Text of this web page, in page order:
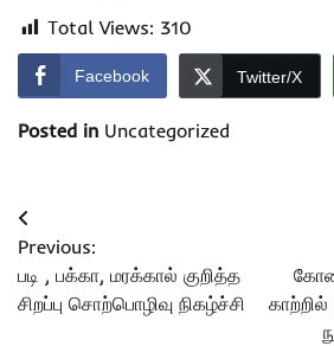
Total Views: 310
Facebook Twitter/X
Posted in Uncategorized
Post
navigation
Previous:
படி , பக்கா, மரக்கால் குறித்த
சிறப்பு சொற்பொழிவு நிகழ்ச்சி